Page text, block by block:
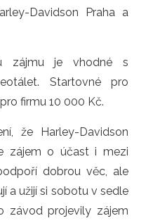
Davidson Praha a
zájmu je vhodné s
Startovné pro
firmu 10 000 Kč.
že Harley-Davidson
zájem o účast i mezi
dobrou věc, ale
a užijí si sobotu v sedle
závod projevily zájem